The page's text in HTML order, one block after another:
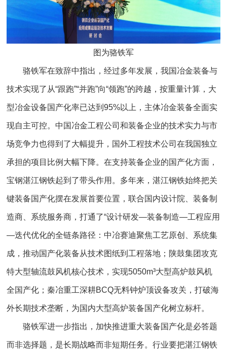
图为骆铁军
骆铁军在致辞中指出，经过多年发展，我国冶金装备与
技术实现了从“跟跑”“并跑”向“领跑”的跨越，按重量计算，大
型冶金设备国产化率已达到95%以上，主体冶金装备全面实
现自主可控。中国冶金工程公司和装备企业的技术实力与市
场竞争力也得到了大幅提升，国外工程技术公司在我国独立
承担的项目比例大幅下降。在支持装备企业的国产化方面，
宝钢湛江钢铁起到了带头作用。多年来，湛江钢铁始终把关
键装备国产化摆在发展首要位置，联合国内设计院、装备制
造商、系统服务商，打通了“设计研发—装备制造—工程应用
—迭代优化的全链条路径：中冶赛迪聚焦工艺原创、系统集
成，推动国产化装备从技术图纸到工程落地；陕鼓集团攻克
特大型轴流鼓风机核心技术，实现5050m³大型高炉鼓风机
全国产化；秦冶重工深耕BCQ无料钟炉顶设备攻关，打破海
外长期技术垄断，为国内大型高炉装备国产化树立标杆。
骆铁军进一步指出，加快推进重大装备国产化是必答题
而非选择题，是长期战略而非短期任务。行业要把湛江钢铁